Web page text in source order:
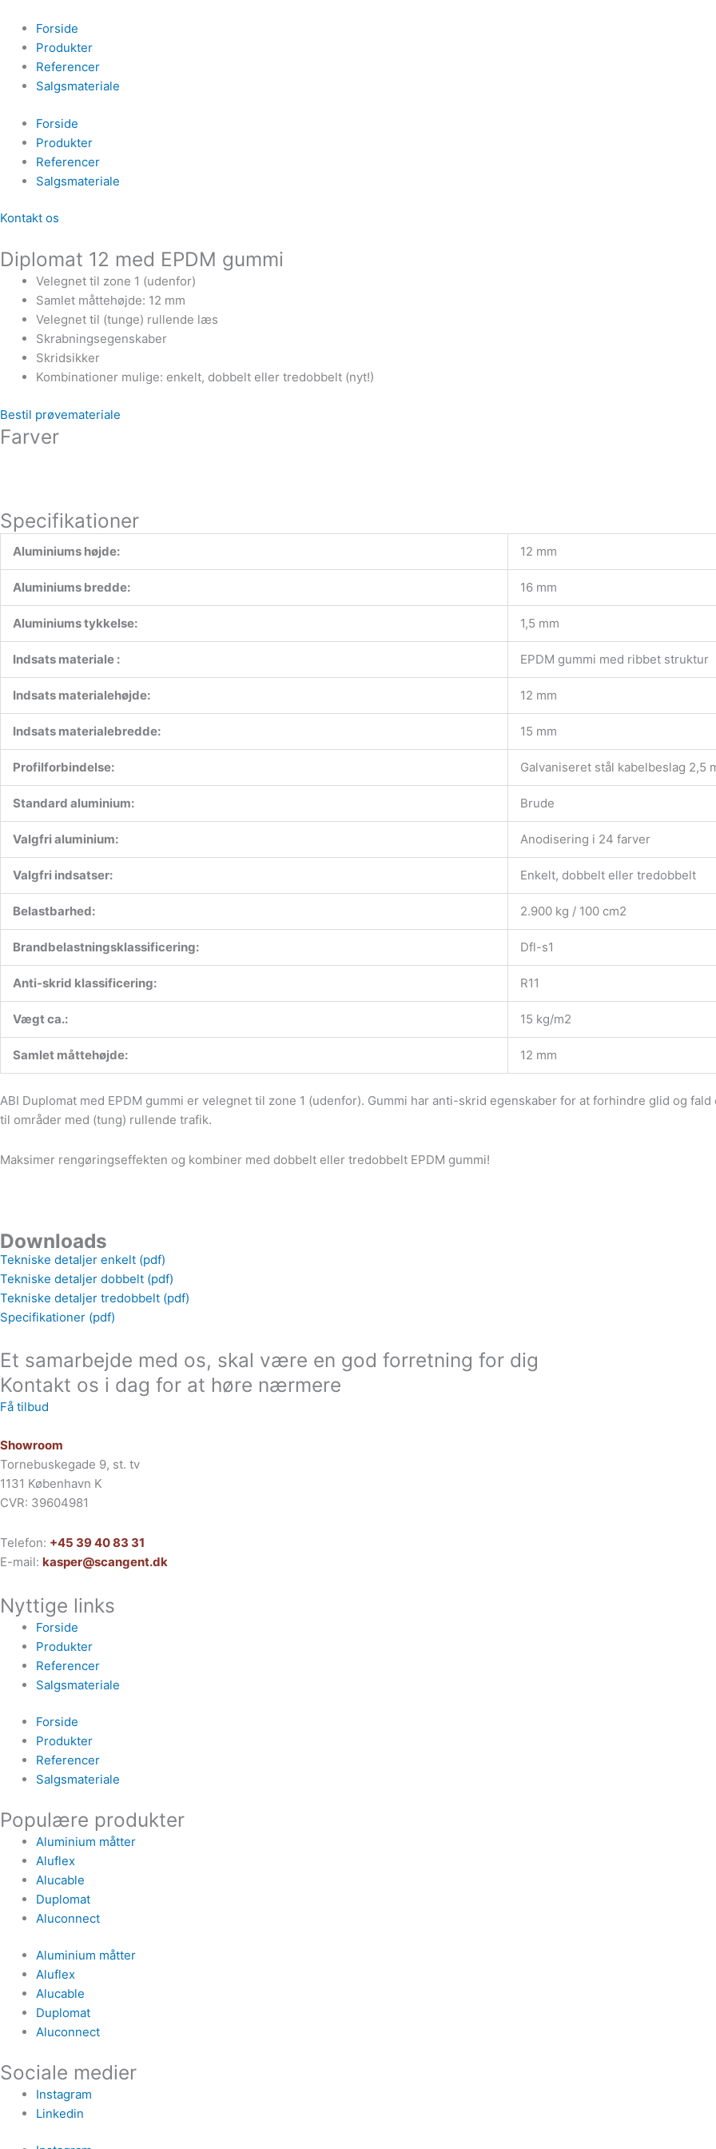
indholdet
Forside
Produkter
Referencer
Salgsmateriale
Forside
Produkter
Referencer
Salgsmateriale
Kontakt os
Diplomat 12 med EPDM gummi
Velegnet til zone 1 (udenfor)
Samlet måttehøjde: 12 mm
Velegnet til (tunge) rullende læs
Skrabningsegenskaber
Skridsikker
Kombinationer mulige: enkelt, dobbelt eller tredobbelt (nyt!)
Bestil prøvemateriale
Farver
Specifikationer
Aluminiums højde: 12 mm
Aluminiums bredde: 16 mm
Aluminiums tykkelse: 1,5 mm
Indsats materiale : EPDM gummi med ribbet struktur
Indsats materialehøjde: 12 mm
Indsats materialebredde: 15 mm
Profilforbindelse: Galvaniseret stål kabelbeslag 2,5
Standard aluminium: Brude
Valgfri aluminium: Anodisering i 24 farver
Valgfri indsatser: Enkelt, dobbelt eller tredobbelt
Belastbarhed: 2.900 kg / 100 cm2
Brandbelastningsklassificering: Dfl-s1
Anti-skrid klassificering: R11
Vægt ca.: 15 kg/m2
Samlet måttehøjde: 12 mm
ABI Duplomat med EPDM gummi er velegnet til zone 1 (udenfor). Gummi har anti-skrid egenskaber for at forhindre glid og
til områder med (tung) rullende trafik.
Maksimer rengøringseffekten og kombiner med dobbelt eller tredobbelt EPDM gummi!
Downloads
Tekniske detaljer enkelt (pdf)
Tekniske detaljer dobbelt (pdf)
Tekniske detaljer tredobbelt (pdf)
Specifikationer (pdf)
Et samarbejde med os, skal være en god forretning for dig
Kontakt os i dag for at høre nærmere
Få tilbud
Showroom
Tornebuskegade 9, st. tv
1131 København K
CVR: 39604981
Telefon: +45 39 40 83 31
E-mail: kasper@scangent.dk
Nyttige links
Forside
Produkter
Referencer
Salgsmateriale
Forside
Produkter
Referencer
Salgsmateriale
Populære produkter
Aluminium måtter
Aluflex
Alucable
Duplomat
Aluconnect
Aluminium måtter
Aluflex
Alucable
Duplomat
Aluconnect
Sociale medier
Instagram
Linkedin